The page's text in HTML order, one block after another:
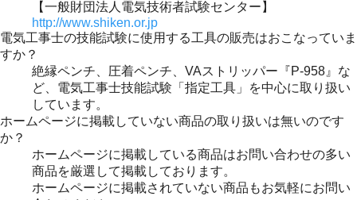
【一般財団法人電気技術者試験センター】
http://www.shiken.or.jp
電気工事士の技能試験に使用する工具の販売はおこなっていま
すか？
絶縁ペンチ、圧着ペンチ、VAストリッパー『P-958』な
ど、電気工事士技能試験「指定工具」を中心に取り扱い
しています。
ホームページに掲載していない商品の取り扱いは無いのです
か？
ホームページに掲載している商品はお問い合わせの多い
商品を厳選して掲載しております。
ホームページに掲載されていない商品もお気軽にお問い